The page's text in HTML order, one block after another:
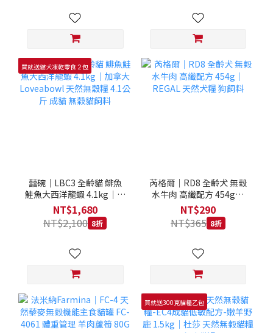
買就送貓犬凍乾零食２包
囍碗｜LBC3 全齡貓 鯡魚
鮭魚大西洋龍蝦 4.1kg｜加
拿大 Loveabowl 天然無穀
糧 4.1公斤 成貓 無穀貓飼
料
NT$1,680
NT$2,100 8折
芮格爾｜RD8 全齡犬 無榖
水牛肉 高纖配方 454g｜
REGAL 天然犬糧 狗飼料
NT$290
NT$365 8折
買就送300克貓糧乙包